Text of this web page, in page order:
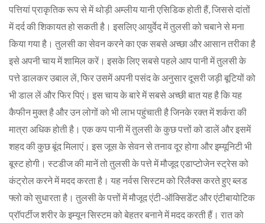
पत्तियां प्राकृतिक रूप से में थोड़ी अम्लीय यानी एसिडिक होती हैं, जिससे दांतों
में दर्द की शिकायत हो सकती है। इसलिए आयुर्वेद में तुलसी को चबाने से मना
किया गया है। तुलसी का सेवन करने का एक सबसे अच्छा और आसान तरीका है
इसे अपनी चाय में शामिल करें। इसके लिए सबसे पहले आप पानी में तुलसी के
पत्ते डालकर उबाल लें, फिर उसमें अपनी पसंद के अनुसार दूसरी जड़ी बूटियों को
भी डाल लें और फिर पिएं। इस चाय के बारे में सबसे अच्छी बात यह है कि यह
कैफीन मुक्त है और उन लोगों को भी लाभ पहुंचाती है जिनके रक्त में शर्करा की
मात्रा अधिक होती है। एक कप पानी में तुलसी के कुछ पत्तों को डालें और इसमें
शहद की कुछ बूंद मिलाएं। इस जूस के सेवन से तनाव दूर होगा और इम्यूनिटी भी
बूस्ट होगी। स्टडीज की मानें तो तुलसी के पत्ते में मौजूद एडाप्टोजेन स्ट्रेस को
कंट्रोल करने में मदद करता है। यह नर्वस सिस्टम को रिलैक्स करते हुए ब्लड
फ्लो को सुधारता है। तुलसी के पत्तों में मौजूद एंटी-ऑक्सिडेंट और एंटीबायोटिक
प्रॉपर्टीज शरीर के इम्यून सिस्टम को बेहतर बनाने में मदद करती हैं। रात को